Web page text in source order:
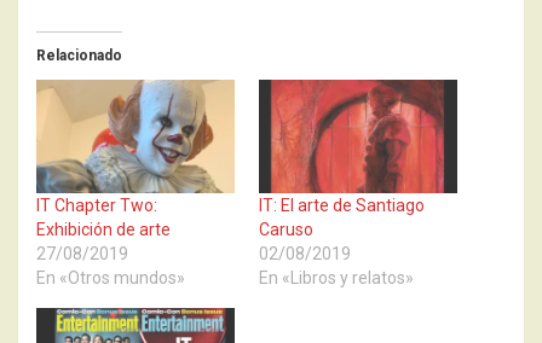
Relacionado
IT Chapter Two:
Exhibición de arte
27/08/2019
En «Otros mundos»
IT: El arte de Santiago
Caruso
02/08/2019
En «Libros y relatos»